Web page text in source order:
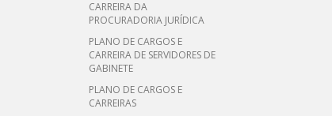
CARREIRA DA
PROCURADORIA JURÍDICA
PLANO DE CARGOS E
CARREIRA DE SERVIDORES DE
GABINETE
PLANO DE CARGOS E
CARREIRAS